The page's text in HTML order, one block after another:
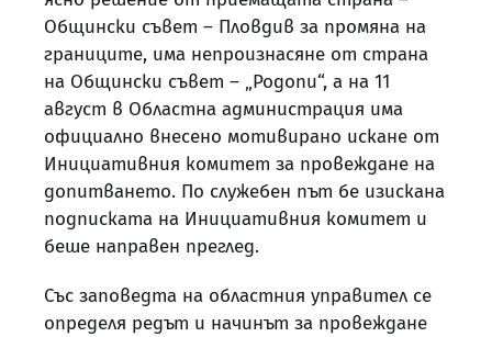
Общински съвет – Пловдив за промяна на
границите, има непроизнасяне от страна
на Общински съвет – „Родопи“, а на 11
август в Областна администрация има
официално внесено мотивирано искане от
Инициативния комитет за провеждане на
допитването. По служебен път бе изискана
подписката на Инициативния комитет и
беше направен преглед.
Със заповедта на областния управител се
определя редът и начинът за провеждане